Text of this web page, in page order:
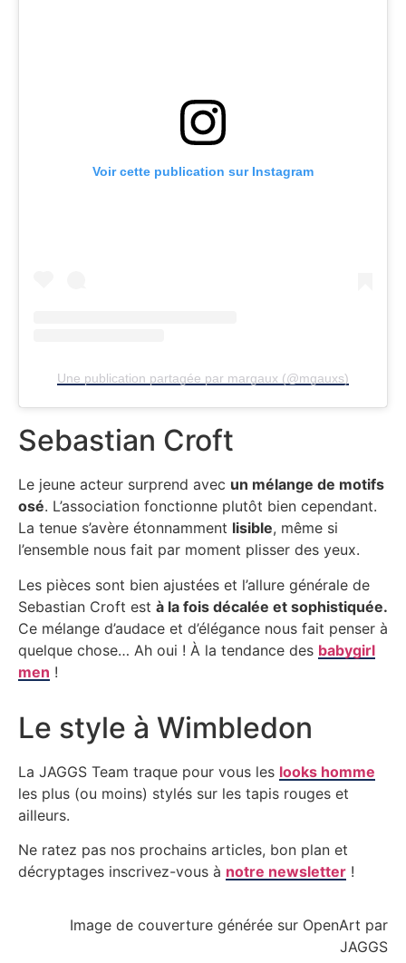
Voir cette publication sur Instagram
Une publication partagée par margaux (@mgauxs)
Sebastian Croft
Le jeune acteur surprend avec un mélange de motifs
osé. L’association fonctionne plutôt bien cependant.
La tenue s’avère étonnamment lisible, même si
l’ensemble nous fait par moment plisser des yeux.
Les pièces sont bien ajustées et l’allure générale de
Sebastian Croft est à la fois décalée et sophistiquée.
Ce mélange d’audace et d’élégance nous fait penser à
quelque chose… Ah oui ! À la tendance des babygirl
men !
Le style à Wimbledon
La JAGGS Team traque pour vous les looks homme
les plus (ou moins) stylés sur les tapis rouges et
ailleurs.
Ne ratez pas nos prochains articles, bon plan et
décryptages inscrivez-vous à notre newsletter !
Image de couverture générée sur OpenArt par
JAGGS